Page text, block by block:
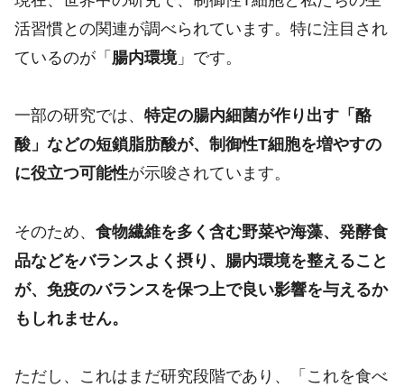
活習慣との関連が調べられています。特に注目され
ているのが「 腸内環境」です。
一部の研究では、 特定の腸内細菌が作り出す「酪
酸」などの短鎖脂肪酸が、制御性T細胞を増やすの
に役立つ可能性が示唆されています。
そのため、 食物繊維を多く含む野菜や海藻、発酵食
品などをバランスよく摂り、腸内環境を整えること
が、免疫のバランスを保つ上で良い影響を与えるか
もしれません。
ただし、これはまだ研究段階であり、「これを食べ